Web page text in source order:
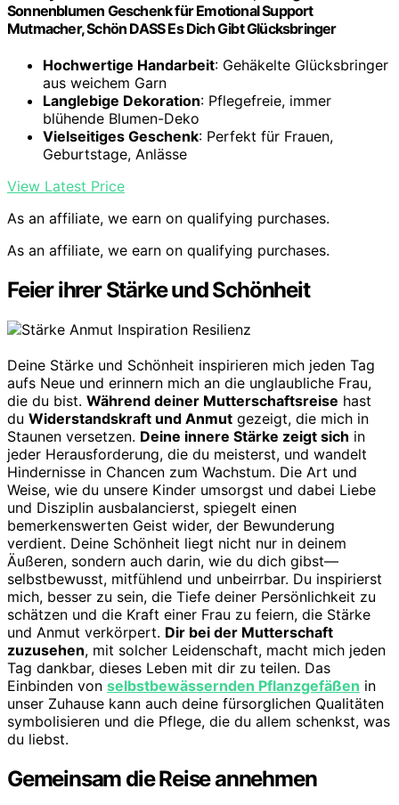
Sonnenblumen Geschenk für Emotional Support
Mutmacher, Schön DASS Es Dich Gibt Glücksbringer
Hochwertige Handarbeit: Gehäkelte Glücksbringer
aus weichem Garn
Langlebige Dekoration: Pflegefreie, immer
blühende Blumen-Deko
Vielseitiges Geschenk: Perfekt für Frauen,
Geburtstage, Anlässe
View Latest Price
As an affiliate, we earn on qualifying purchases.
As an affiliate, we earn on qualifying purchases.
Feier ihrer Stärke und Schönheit
Deine Stärke und Schönheit inspirieren mich jeden Tag
aufs Neue und erinnern mich an die unglaubliche Frau,
die du bist. Während deiner Mutterschaftsreise hast
du Widerstandskraft und Anmut gezeigt, die mich in
Staunen versetzen. Deine innere Stärke zeigt sich in
jeder Herausforderung, die du meisterst, und wandelt
Hindernisse in Chancen zum Wachstum. Die Art und
Weise, wie du unsere Kinder umsorgst und dabei Liebe
und Disziplin ausbalancierst, spiegelt einen
bemerkenswerten Geist wider, der Bewunderung
verdient. Deine Schönheit liegt nicht nur in deinem
Äußeren, sondern auch darin, wie du dich gibst—
selbstbewusst, mitfühlend und unbeirrbar. Du inspirierst
mich, besser zu sein, die Tiefe deiner Persönlichkeit zu
schätzen und die Kraft einer Frau zu feiern, die Stärke
und Anmut verkörpert. Dir bei der Mutterschaft
zuzusehen, mit solcher Leidenschaft, macht mich jeden
Tag dankbar, dieses Leben mit dir zu teilen. Das
Einbinden von selbstbewässernden Pflanzgefäßen in
unser Zuhause kann auch deine fürsorglichen Qualitäten
symbolisieren und die Pflege, die du allem schenkst, was
du liebst.
Gemeinsam die Reise annehmen